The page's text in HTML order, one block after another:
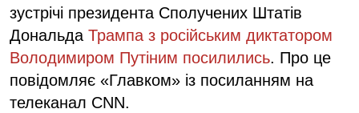
зустрічі президента Сполучених Штатів
Дональда Трампа з російським диктатором
Володимиром Путіним посилились. Про це
повідомляє «Главком» із посиланням на
телеканал CNN.